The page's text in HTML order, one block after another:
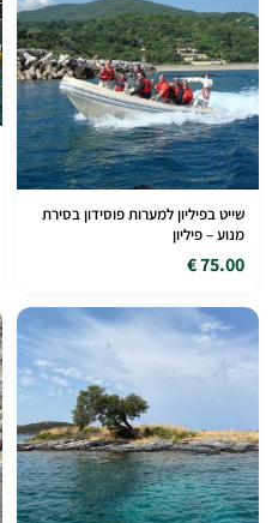
שייט בפיליון למערות פוסידון בסירת
מנוע – פיליון
75.00 €